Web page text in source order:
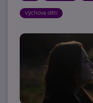
Výchova dětí